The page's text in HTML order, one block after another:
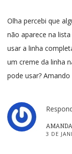
Olha percebi que
não aparece na
usar a linha
um creme da linha
pode usar? Amando
AMANDA
3 DE